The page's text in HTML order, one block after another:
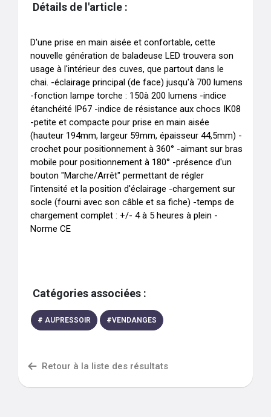
Détails de l'article :
D'une prise en main aisée et confortable, cette
nouvelle génération de baladeuse LED trouvera son
usage à l'intérieur des cuves, que partout dans le
chai. -éclairage principal (de face) jusqu'à 700 lumens
-fonction lampe torche : 150à 200 lumens -indice
étanchéité IP67 -indice de résistance aux chocs IK08
-petite et compacte pour prise en main aisée
(hauteur 194mm, largeur 59mm, épaisseur 44,5mm) -
crochet pour positionnement à 360° -aimant sur bras
mobile pour positionnement à 180° -présence d'un
bouton "Marche/Arrêt" permettant de régler
l'intensité et la position d'éclairage -chargement sur
socle (fourni avec son câble et sa fiche) -temps de
chargement complet : +/- 4 à 5 heures à plein -
Norme CE
Catégories associées :
# AUPRESSOIR #VENDANGES
Retour à la liste des résultats